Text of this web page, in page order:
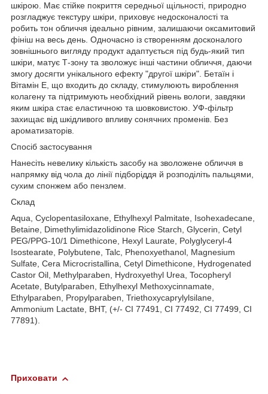
шкірою. Має стійке покриття середньої щільності, природно
розгладжує текстуру шкіри, приховує недосконалості та
робить тон обличчя ідеально рівним, залишаючи оксамитовий
фініш на весь день. Одночасно із створенням досконалого
зовнішнього вигляду продукт адаптується під будь-який тип
шкіри, матує Т-зону та зволожує інші частини обличчя, даючи
змогу досягти унікального ефекту "другої шкіри". Бетаїн і
Вітамін Е, що входить до складу, стимулюють вироблення
колагену та підтримують необхідний рівень вологи, завдяки
яким шкіра стає еластичною та шовковистою. УФ-фільтр
захищає від шкідливого впливу сонячних променів. Без
ароматизаторів.
Спосіб застосування
Нанесіть невелику кількість засобу на зволожене обличчя в
напрямку від чола до лінії підборіддя й розподіліть пальцями,
сухим спонжем або пензлем.
Склад
Aqua, Cyclopentasiloxane, Ethylhexyl Palmitate, Isohexadecane,
Betaine, Dimethylimidazolidinone Rice Starch, Glycerin, Cetyl
PEG/PPG-10/1 Dimethicone, Hexyl Laurate, Polyglyceryl-4
Isostearate, Polybutene, Talc, Phenoxyethanol, Magnesium
Sulfate, Cera Microcristallina, Cetyl Dimethicone, Hydrogenated
Castor Oil, Methylparaben, Hydroxyethyl Urea, Tocopheryl
Acetate, Butylparaben, Ethylhexyl Methoxycinnamate,
Ethylparaben, Propylparaben, Triethoxycaprylylsilane,
Ammonium Lactate, BHT, (+/- CI 77491, CI 77492, CI 77499, CI
77891).
Приховати